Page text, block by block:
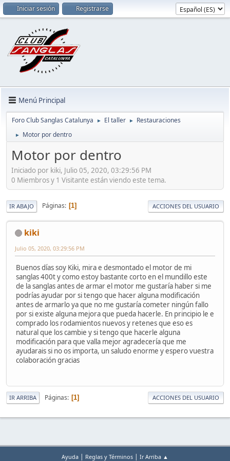
Iniciar sesión Registrarse
Menú Principal
Foro Club Sanglas Catalunya ► El taller ► Restauraciones
► Motor por dentro
Motor por dentro
Iniciado por kiki, Julio 05, 2020, 03:29:56 PM
0 Miembros y 1 Visitante están viendo este tema.
IR ABAJO Páginas 1 ACCIONES DEL USUARIO
kiki
Julio 05, 2020, 03:29:56 PM
Buenos días soy Kiki, mira e desmontado el motor de mi
sanglas 400t y como estoy bastante corto en el mundillo este
de la sanglas antes de armar el motor me gustaría haber si me
podrías ayudar por si tengo que hacer alguna modificación
antes de armarlo ya que no me gustaría cometer ningún fallo
por si existe alguna mejora que pueda hacerle. En principio le e
comprado los rodamientos nuevos y retenes que eso es
natural que los cambie y si tengo que hacerle alguna
modificación para que valla mejor agradecería que me
ayudarais si no os importa, un saludo enorme y espero vuestra
colaboración gracias
IR ARRIBA Páginas 1 ACCIONES DEL USUARIO
Ayuda Reglas y Términos Ir Arriba ▲